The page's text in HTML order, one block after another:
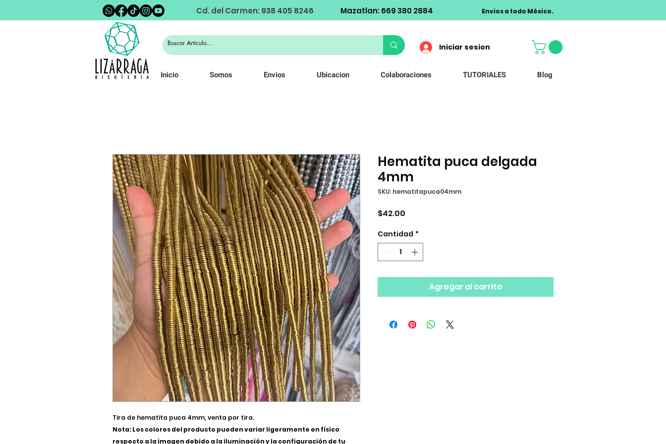
Cd. del Carmen: 938 405 8246 Mazatlan: 669 380 2884 Envios a todo México.
Iniciar sesion
Inicio Somos Envios Ubicacion Colaboraciones TUTORIALES Blog
Tira de hematita puca 4mm, venta por tira.
Nota: Los colores del producto pueden variar ligeramente en físico
respecto a la imagen debido a la iluminación y la configuración de tu
Hematita puca delgada
4mm
SKU: hematitapuca04mm
$42.00
Cantidad *
Agregar al carrito